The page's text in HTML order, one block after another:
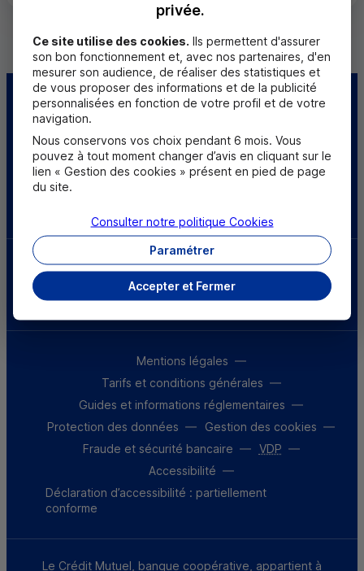
Centre d'aide Trouver une caisse
Sourds et
malentendants
Parrainez un proche et profitez ensemble
d’avantages
Découvrir notre offre
Mentions légales
Tarifs et conditions générales
Guides et informations réglementaires
Protection des données
Gestion des cookies
Fraude et sécurité bancaire
VDP
Accessibilité
Déclaration d’accessibilité : partiellement
conforme
Le Crédit Mutuel, banque coopérative, appartient à
privée.
Ce site utilise des cookies. Ils permettent d'assurer
son bon fonctionnement et, avec nos partenaires, d'en
mesurer son audience, de réaliser des statistiques et
de vous proposer des informations et de la publicité
personnalisées en fonction de votre profil et de votre
navigation.
Nous conservons vos choix pendant 6 mois. Vous
pouvez à tout moment changer d’avis en cliquant sur le
lien « Gestion des cookies » présent en pied de page
du site.
Accepter et Fermer
Paramétrer
Consulter notre politique Cookies